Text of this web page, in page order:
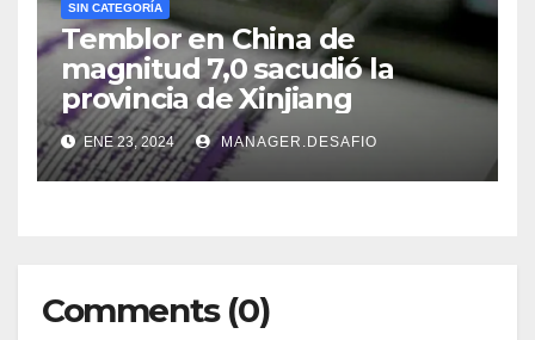
SIN CATEGORÍA
Temblor en China de
magnitud 7,0 sacudió la
provincia de Xinjiang
ENE 23, 2024 MANAGER.DESAFIO
Comments (0)